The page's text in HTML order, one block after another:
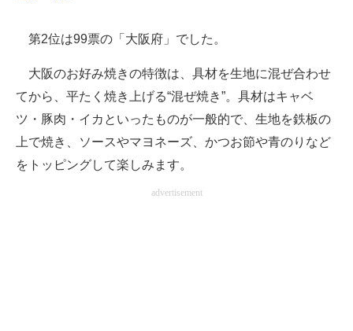
第2位は99票の「大阪府」でした。
大阪のお好み焼きの特徴は、具材を生地に混ぜ合わせ
てから、平たく焼き上げる“混ぜ焼き”。具材はキャベ
ツ・豚肉・イカといったものが一般的で、生地を鉄板の
上で焼き、ソースやマヨネーズ、かつお節や青のりなど
をトッピングして楽しみます。
advertisement